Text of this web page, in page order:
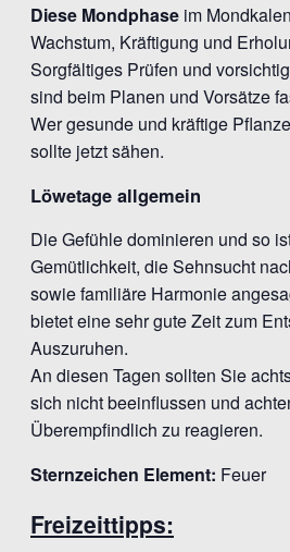
Diese Mondphase im
Wachstum, Kräftigung und
Sorgfältiges Prüfen und
sind beim Planen und Vorsätze
Wer gesunde und kräftige
sollte jetzt sähen.
Löwetage allgemein
Die Gefühle dominieren und so
Gemütlichkeit, die Sehnsucht
sowie familiäre Harmonie
bietet eine sehr gute Zeit zum
Auszuruhen.
An diesen Tagen sollten Sie
sich nicht beeinflussen und
Überempfindlich zu reagieren.
Sternzeichen Element: Feuer
Freizeittipps: